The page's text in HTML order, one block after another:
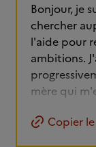
Bonjour, je
chercher
l'aide pour
ambitions.
mère qui
Copier